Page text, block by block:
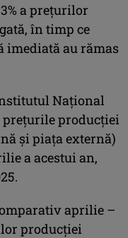
a preţurilor
în timp ce
au rămas
Naţional
preţurile producţiei
şi piaţa externă)
a acestui an,
aprilie –
producţiei